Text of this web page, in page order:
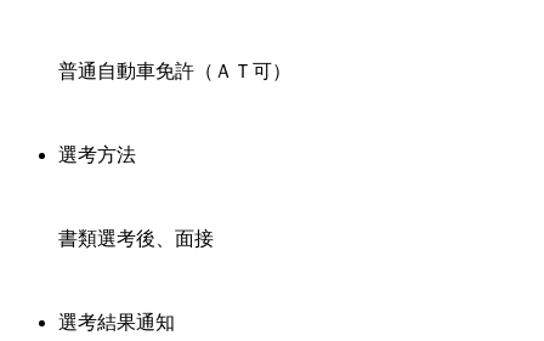
普通自動車免許（ＡＴ可）
選考方法
書類選考後、面接
選考結果通知